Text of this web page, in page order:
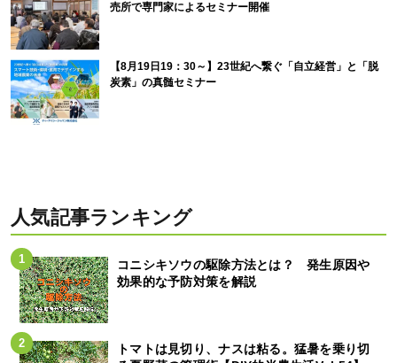
売所で専門家によるセミナー開催
【8月19日19：30～】23世紀へ繋ぐ「自立経営」と「脱
炭素」の真髄セミナー
人気記事ランキング
コニシキソウの駆除方法とは？ 発生原因や
効果的な予防対策を解説
トマトは見切り、ナスは粘る。猛暑を乗り切